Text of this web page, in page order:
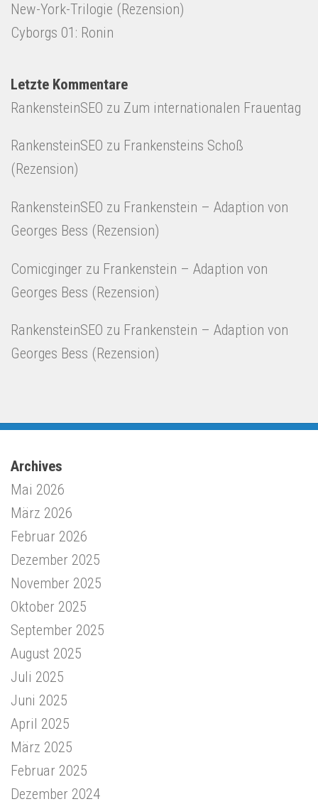
New-York-Trilogie (Rezension)
Cyborgs 01: Ronin
Letzte Kommentare
RankensteinSEO zu Zum internationalen Frauentag
RankensteinSEO zu Frankensteins Schoß
(Rezension)
RankensteinSEO zu Frankenstein – Adaption von
Georges Bess (Rezension)
Comicginger zu Frankenstein – Adaption von
Georges Bess (Rezension)
RankensteinSEO zu Frankenstein – Adaption von
Georges Bess (Rezension)
Archives
Mai 2026
März 2026
Februar 2026
Dezember 2025
November 2025
Oktober 2025
September 2025
August 2025
Juli 2025
Juni 2025
April 2025
März 2025
Februar 2025
Dezember 2024